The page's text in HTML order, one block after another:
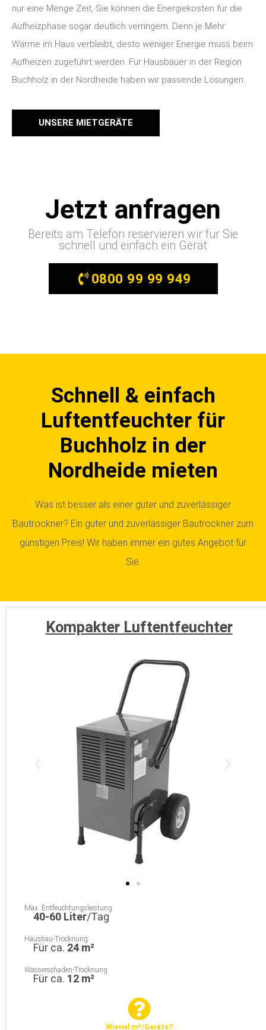
nur eine Menge Zeit, Sie können die Energiekosten für die
Aufheizphase sogar deutlich verringern. Denn je Mehr
Wärme im Haus verbleibt, desto weniger Energie muss beim
Aufheizen zugeführt werden. Für Hausbauer in der Region
Buchholz in der Nordheide haben wir passende Lösungen.
UNSERE MIETGERÄTE
Jetzt anfragen
Bereits am Telefon reservieren wir für Sie
schnell und einfach ein Gerät
0800 99 99 949
Schnell & einfach
Luftentfeuchter für
Buchholz in der
Nordheide mieten
Was ist besser als einer guter und zuverlässiger
Bautrockner? Ein guter und zuverlässiger Bautrockner zum
günstigen Preis! Wir haben immer ein gutes Angebot für
Sie.
Kompakter Luftentfeuchter
Max. Entfeuchtungsleistung
40-60 Liter/Tag
Hausbau-Trocknung
Für ca. 24 m²
Wasserschaden-Trocknung
Für ca. 12 m²
Wieviel m²/Geräte?